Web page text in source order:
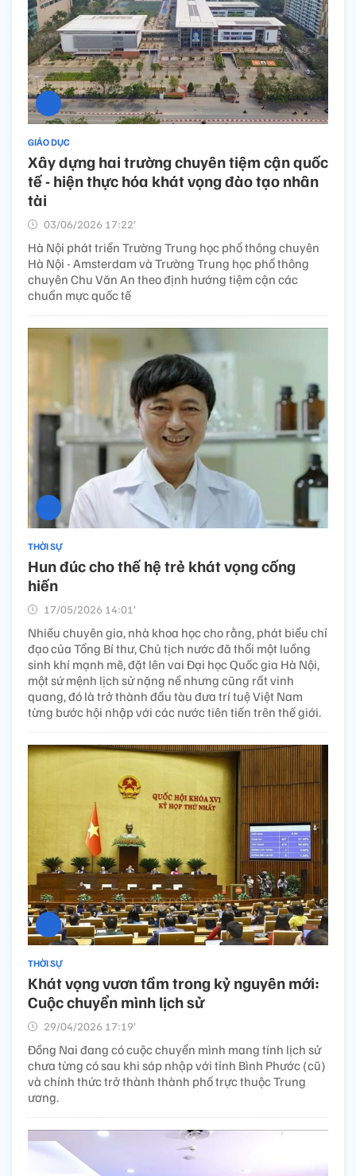
GIÁO DỤC
Xây dựng hai trường chuyên tiệm cận quốc
tế - hiện thực hóa khát vọng đào tạo nhân
tài
03/06/2026 17:22’
Hà Nội phát triển Trường Trung học phổ thông chuyên
Hà Nội - Amsterdam và Trường Trung học phổ thông
chuyên Chu Văn An theo định hướng tiệm cận các
chuẩn mực quốc tế
THỜI SỰ
Hun đúc cho thế hệ trẻ khát vọng cống
hiến
17/05/2026 14:01’
Nhiều chuyên gia, nhà khoa học cho rằng, phát biểu chỉ
đạo của Tổng Bí thư, Chủ tịch nước đã thổi một luồng
sinh khí mạnh mẽ, đặt lên vai Đại học Quốc gia Hà Nội,
một sứ mệnh lịch sử nặng nề nhưng cũng rất vinh
quang, đó là trở thành đầu tàu đưa trí tuệ Việt Nam
từng bước hội nhập với các nước tiên tiến trên thế giới.
THỜI SỰ
Khát vọng vươn tầm trong kỷ nguyên mới:
Cuộc chuyển mình lịch sử
29/04/2026 17:19’
Đồng Nai đang có cuộc chuyển mình mang tính lịch sử
chưa từng có sau khi sáp nhập với tỉnh Bình Phước (cũ)
và chính thức trở thành thành phố trực thuộc Trung
ương.